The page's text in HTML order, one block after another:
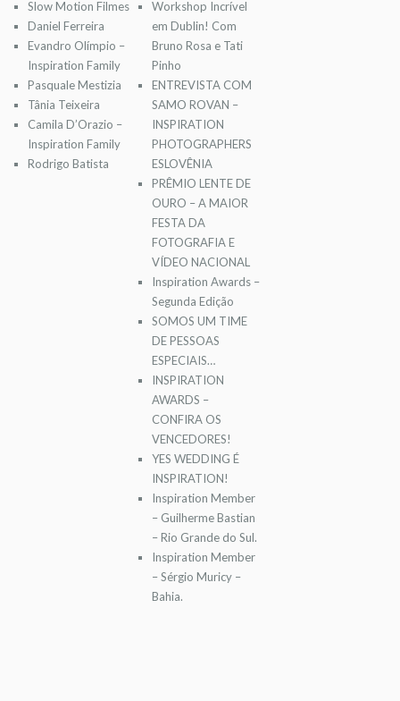
Slow Motion Filmes
Daniel Ferreira
Evandro Olímpio –
Inspiration Family
Pasquale Mestizia
Tânia Teixeira
Camila D’Orazio –
Inspiration Family
Rodrigo Batista
Workshop Incrível
em Dublin! Com
Bruno Rosa e Tati
Pinho
ENTREVISTA COM
SAMO ROVAN –
INSPIRATION
PHOTOGRAPHERS
ESLOVÊNIA
PRÊMIO LENTE DE
OURO – A MAIOR
FESTA DA
FOTOGRAFIA E
VÍDEO NACIONAL
Inspiration Awards –
Segunda Edição
SOMOS UM TIME
DE PESSOAS
ESPECIAIS…
INSPIRATION
AWARDS –
CONFIRA OS
VENCEDORES!
YES WEDDING É
INSPIRATION!
Inspiration Member
– Guilherme Bastian
– Rio Grande do Sul.
Inspiration Member
– Sérgio Muricy –
Bahia.